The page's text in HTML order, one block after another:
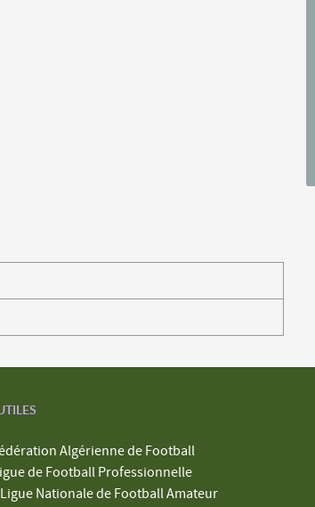
Algérienne de Football
de Football Professionnelle
Nationale de Football Amateur